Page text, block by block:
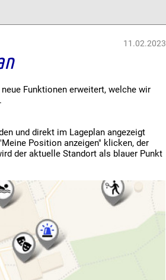
11.02.2023
Funktionen erweitert, welche wir
und direkt im Lageplan angezeigt
Position anzeigen" klicken, der
der aktuelle Standort als blauer Punkt